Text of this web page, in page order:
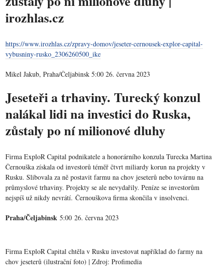
irozhlas.cz
https://www.irozhlas.cz/zpravy-domov/jeseter-cernousek-explor-capital-
vybusniny-rusko_2306260500_ike
Mikel Jakub, Praha/Čeljabinsk 5:00 26. června 2023
Jeseteři a trhaviny. Turecký konzul
nalákal lidi na investici do Ruska,
zůstaly po ní milionové dluhy
Firma ExploR Capital podnikatele a honorárního konzula Turecka Martina
Černouška získala od investorů téměř čtvrt miliardy korun na projekty v
Rusku. Slibovala za ně postavit farmu na chov jeseterů nebo továrnu na
průmyslové trhaviny. Projekty se ale nevydařily. Peníze se investorům
nejspíš už nikdy nevrátí. Černouškova firma skončila v insolvenci.
Praha/Čeljabinsk 5:00 26. června 2023
Firma ExploR Capital chtěla v Rusku investovat například do farmy na
chov jeseterů (ilustrační foto) | Zdroj: Profimedia